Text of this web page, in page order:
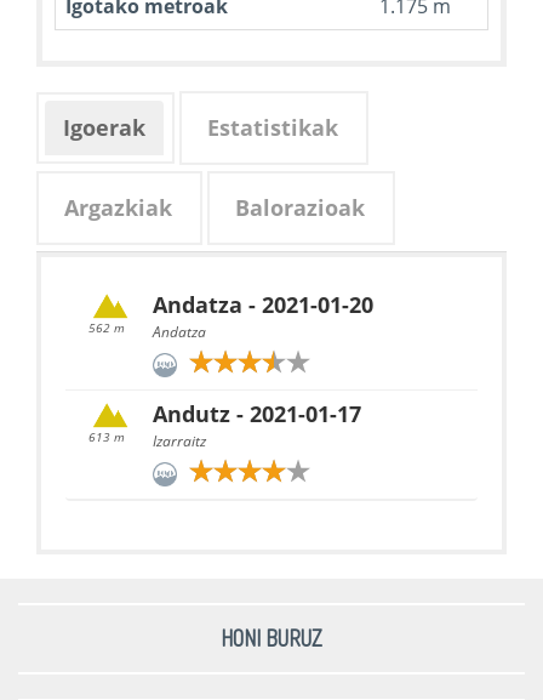
Igotako metroak
1.175 m
Igoerak Estatistikak
Argazkiak Balorazioak
562 m
Andatza - 2021-01-20
Andatza
613 m
Andutz - 2021-01-17
Izarraitz
HONI BURUZ